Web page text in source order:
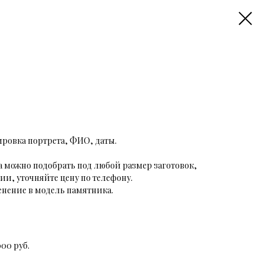
портрета, ФИО, даты.
подобрать под любой размер заготовок,
уточняйте цену по телефону.
в модель памятника.
руб.